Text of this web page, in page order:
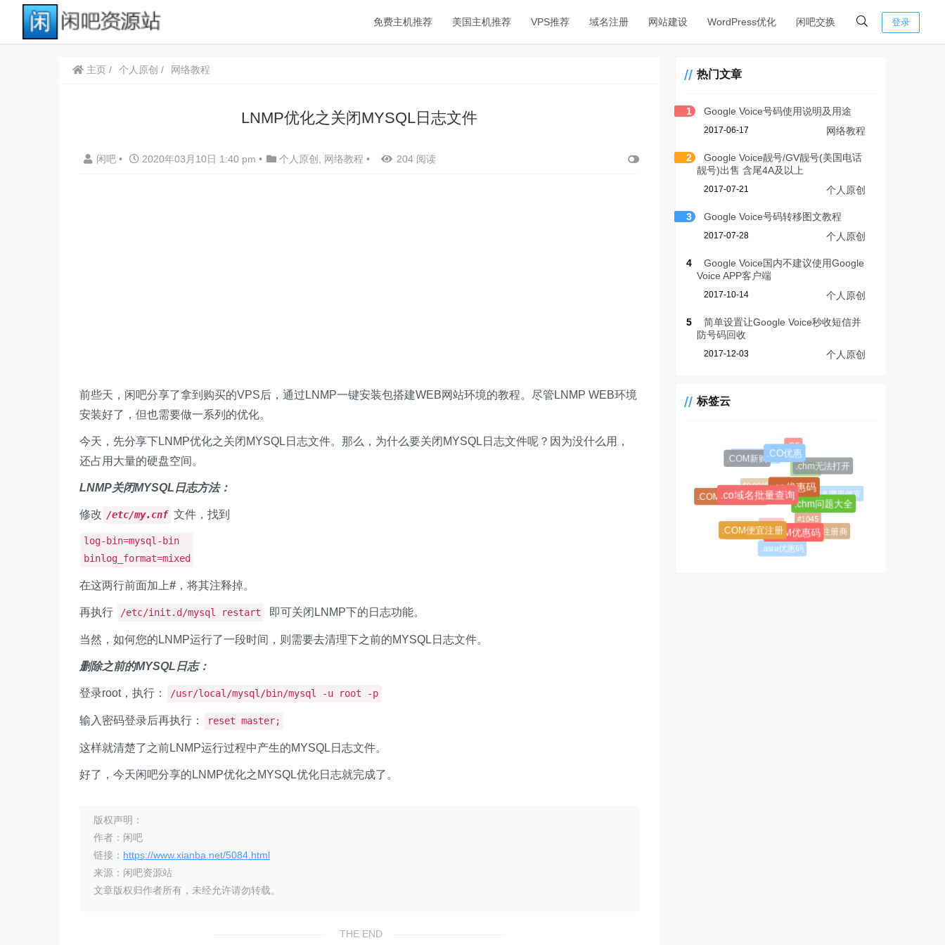
免费主机推荐 美国主机推荐 VPS推荐 域名注册 网站建设 WordPress优化 闲吧交换 登录
主页 个人原创 网络教程
LNMP优化之关闭MYSQL日志文件
闲吧 • 2020年03月10日 1:40 pm • 个人原创 网络教程 • 204 阅读
前些天，闲吧分享了拿到购买的VPS后，通过LNMP一键安装包搭建WEB网站环境的教程。尽管LNMP WEB环境
安装好了，但也需要做一系列的优化。
今天，先分享下LNMP优化之关闭MYSQL日志文件。那么，为什么要关闭MYSQL日志文件呢？因为没什么用，
还占用大量的硬盘空间。
LNMP关闭MYSQL日志方法：
修改 /etc/my.cnf 文件，找到
log-bin=mysql-bin
binlog_format=mixed
在这两行前面加上# ，将其注释掉。
再执行 /etc/init.d/mysql restart 即可关闭LNMP下的日志功能。
当然，如何您的LNMP运行了一段时间，则需要去清理下之前的MYSQL日志文件。
删除之前的MYSQL日志：
登录root，执行： /usr/local/mysql/bin/mysql -u root -p
输入密码登录后再执行： reset master;
这样就清楚了之前LNMP运行过程中产生的MYSQL日志文件。
好了，今天闲吧分享的LNMP优化之MYSQL优化日志就完成了。
版权声明：
作者：闲吧
链接： https://www.xianba.net/5084.html
来源：闲吧资源站
文章版权归作者所有，未经允许请勿转载。
THE END
热门文章
1 Google Voice号码使用说明及用途
2017-06-17 网络教程
2
Google Voice靓号/GV靓号(美国电话
靓号)出售 含尾4A及以上
2017-07-21 个人原创
3 Google Voice号码转移图文教程
2017-07-28 个人原创
4
Google Voice国内不建议使用Google
Voice APP客户端
2017-10-14 个人原创
5
简单设置让Google Voice秒收短信并
防号码回收
2017-12-03 个人原创
标签云
#1045
#1146
$0.99超级优惠码
.AL域名
.AL域名哪里便宜
.AL域名注册商
.asia优惠码
.CC优惠码
.CC域名
.CC域名注册
.CF
.chm无法打开
.chm问题大全
.COM优惠码
.COM便宜注册
.COM域名优惠码
.COM新购.CO优惠
.co优惠码
.co域名批量查询